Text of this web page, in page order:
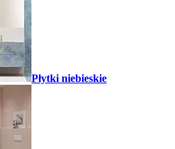
Płytki niebieskie